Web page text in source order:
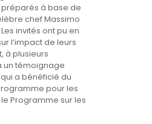
à base de
chef Massimo
invités ont pu en
l’impact de leurs
à plusieurs
un témoignage
a bénéficié du
pour les
Programme sur les